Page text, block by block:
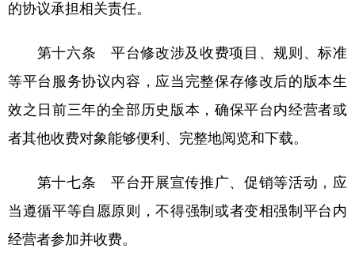
的协议承担相关责任。
第十六条 平台修改涉及收费项目、规则、标准
等平台服务协议内容，应当完整保存修改后的版本生
效之日前三年的全部历史版本，确保平台内经营者或
者其他收费对象能够便利、完整地阅览和下载。
第十七条 平台开展宣传推广、促销等活动，应
当遵循平等自愿原则，不得强制或者变相强制平台内
经营者参加并收费。